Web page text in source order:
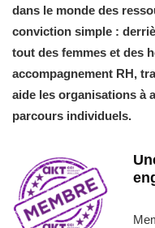
dans le monde des
conviction simple :
tout des femmes et des
accompagnement RH,
aide les organisations à
parcours individuels.